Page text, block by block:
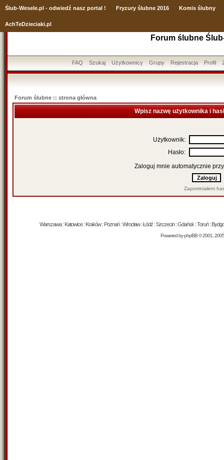
Ślub-Wesele.pl - odwiedź nasz portal ! Fryzury ślubne 2016 Komis ślubny
AchTeDzieciaki.pl
Forum ślubne
FAQ Szukaj Użytkownicy Grupy Rejestracja Profil
Forum ślubne :: strona główna
Wpisz nazwę użytkownika i
Użytkownik:
Hasło:
Zaloguj mnie automatycznie
Zapomniałem
Warszawa : Katowice : Kraków : Poznań : Wrocław : Łódź : Szczecin : Gdańsk : Toruń :
Powered byphpBB© 2001,